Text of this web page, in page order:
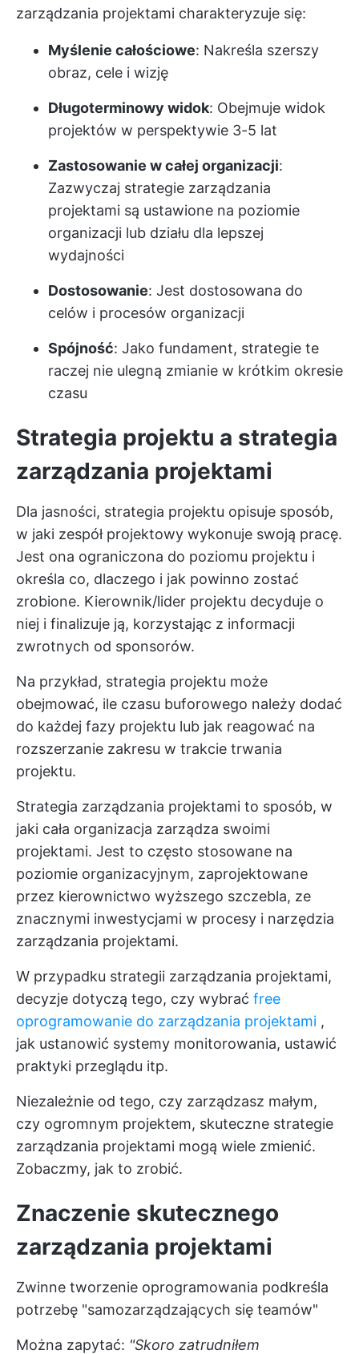
zarządzania projektami charakteryzuje się:
Myślenie całościowe: Nakreśla szerszy
obraz, cele i wizję
Długoterminowy widok: Obejmuje widok
projektów w perspektywie 3-5 lat
Zastosowanie w całej organizacji:
Zazwyczaj strategie zarządzania
projektami są ustawione na poziomie
organizacji lub działu dla lepszej
wydajności
Dostosowanie: Jest dostosowana do
celów i procesów organizacji
Spójność: Jako fundament, strategie te
raczej nie ulegną zmianie w krótkim okresie
czasu
Strategia projektu a strategia
zarządzania projektami
Dla jasności, strategia projektu opisuje sposób,
w jaki zespół projektowy wykonuje swoją pracę.
Jest ona ograniczona do poziomu projektu i
określa co, dlaczego i jak powinno zostać
zrobione. Kierownik/lider projektu decyduje o
niej i finalizuje ją, korzystając z informacji
zwrotnych od sponsorów.
Na przykład, strategia projektu może
obejmować, ile czasu buforowego należy dodać
do każdej fazy projektu lub jak reagować na
rozszerzanie zakresu w trakcie trwania
projektu.
Strategia zarządzania projektami to sposób, w
jaki cała organizacja zarządza swoimi
projektami. Jest to często stosowane na
poziomie organizacyjnym, zaprojektowane
przez kierownictwo wyższego szczebla, ze
znacznymi inwestycjami w procesy i narzędzia
zarządzania projektami.
W przypadku strategii zarządzania projektami,
decyzje dotyczą tego, czy wybrać free
oprogramowanie do zarządzania projektami ,
jak ustanowić systemy monitorowania, ustawić
praktyki przeglądu itp.
Niezależnie od tego, czy zarządzasz małym,
czy ogromnym projektem, skuteczne strategie
zarządzania projektami mogą wiele zmienić.
Zobaczmy, jak to zrobić.
Znaczenie skutecznego
zarządzania projektami
Zwinne tworzenie oprogramowania podkreśla
potrzebę "samozarządzających się teamów"
Można zapytać: "Skoro zatrudniłem